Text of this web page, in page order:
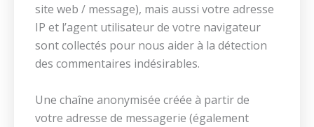
site web / message), mais aussi votre adresse
IP et l’agent utilisateur de votre navigateur
sont collectés pour nous aider à la détection
des commentaires indésirables.
Une chaîne anonymisée créée à partir de
votre adresse de messagerie (également